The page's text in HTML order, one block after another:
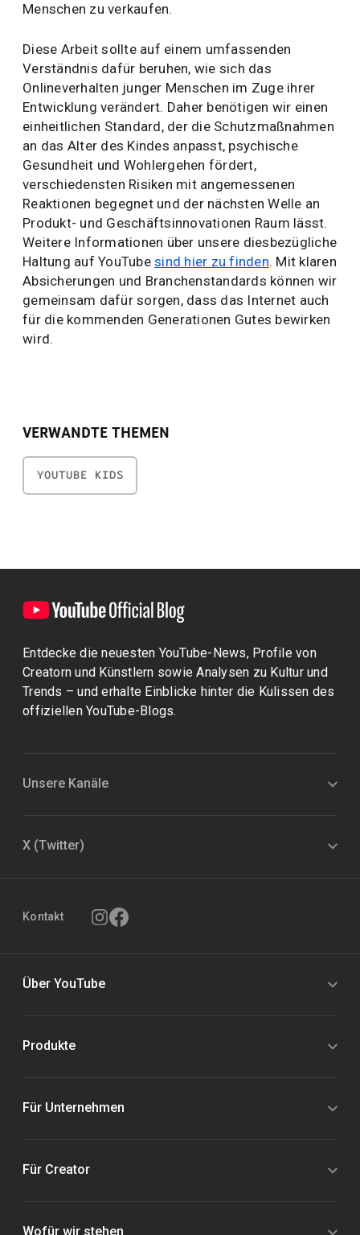
Menschen zu verkaufen.
Diese Arbeit sollte auf einem umfassenden
Verständnis dafür beruhen, wie sich das
Onlineverhalten junger Menschen im Zuge ihrer
Entwicklung verändert. Daher benötigen wir einen
einheitlichen Standard, der die Schutzmaßnahmen
an das Alter des Kindes anpasst, psychische
Gesundheit und Wohlergehen fördert,
verschiedensten Risiken mit angemessenen
Reaktionen begegnet und der nächsten Welle an
Produkt- und Geschäftsinnovationen Raum lässt.
Weitere Informationen über unsere diesbezügliche
Haltung auf YouTube sind hier zu finden. Mit klaren
Absicherungen und Branchenstandards können wir
gemeinsam dafür sorgen, dass das Internet auch
für die kommenden Generationen Gutes bewirken
wird.
VERWANDTE THEMEN
YOUTUBE KIDS
Entdecke die neuesten YouTube-News, Profile von
Creatorn und Künstlern sowie Analysen zu Kultur und
Trends – und erhalte Einblicke hinter die Kulissen des
offiziellen YouTube-Blogs.
Unsere Kanäle
X (Twitter)
Kontakt
Über YouTube
Produkte
Für Unternehmen
Für Creator
Wofür wir stehen